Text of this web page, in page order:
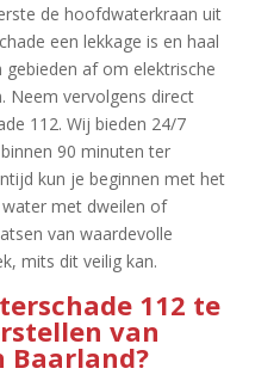
de hoofdwaterkraan uit
een lekkage is en haal
gebieden af om elektrische
Neem vervolgens direct
112.​ Wij bieden 24/7
90 minuten ter
kun je beginnen met het
met dweilen of
van waardevolle
mits dit veilig kan.​
112 te
van
Baarland?